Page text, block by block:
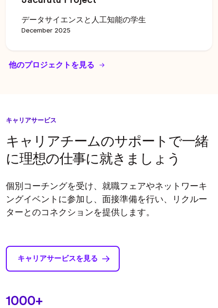
データサイエンスと人工知能の学生
December 2025
他のプロジェクトを見る
キャリアサービス
キャリアチームのサポートで一緒
に理想の仕事に就きましょう
個別コーチングを受け、就職フェアやネットワーキ
ングイベントに参加し、面接準備を行い、リクルー
ターとのコネクションを提供します。
キャリアサービスを見る
1000+